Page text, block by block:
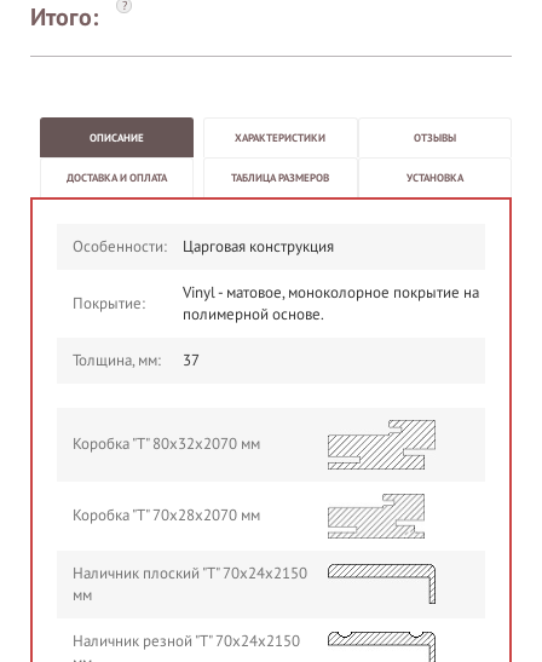
Итого: ?
ОПИСАНИЕ ХАРАКТЕРИСТИКИ ОТЗЫВЫ
ДОСТАВКА И ОПЛАТА ТАБЛИЦА РАЗМЕРОВ УСТАНОВКА
Особенности: Царговая конструкция
Покрытие:
Vinyl - матовое, моноколорное покрытие на
полимерной основе.
Толщина, мм: 37
Коробка "Т" 80х32х2070 мм
Коробка "Т" 70х28х2070 мм
Наличник плоский "Т" 70х24х2150
мм
Наличник резной "Т" 70х24х2150